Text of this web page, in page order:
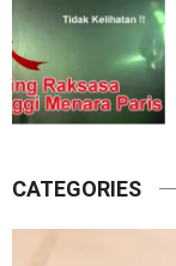
CATEGORIES